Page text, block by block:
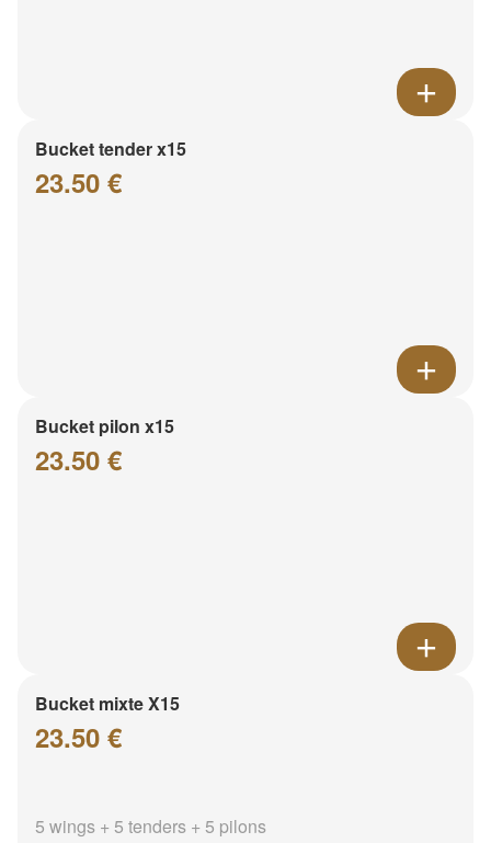
Bucket tender x15
23.50 €
Bucket pilon x15
23.50 €
Bucket mixte X15
23.50 €
5 wings + 5 tenders + 5 pilons